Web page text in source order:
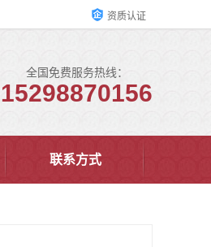
资质认证
全国免费服务热线：
15298870156
联系方式